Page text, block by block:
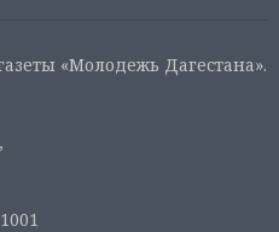
«Молодежь Дагестана».